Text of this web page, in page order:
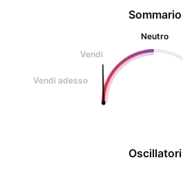
Oscillatori
Sommario
Neutro
Vendi
Vendi adesso